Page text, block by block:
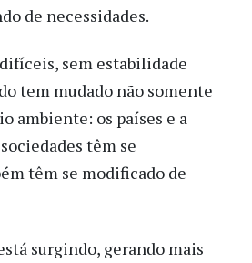
de necessidades.
sem estabilidade
tem mudado não somente
ambiente: os países e a
têm se
têm se modificado de
surgindo, gerando mais